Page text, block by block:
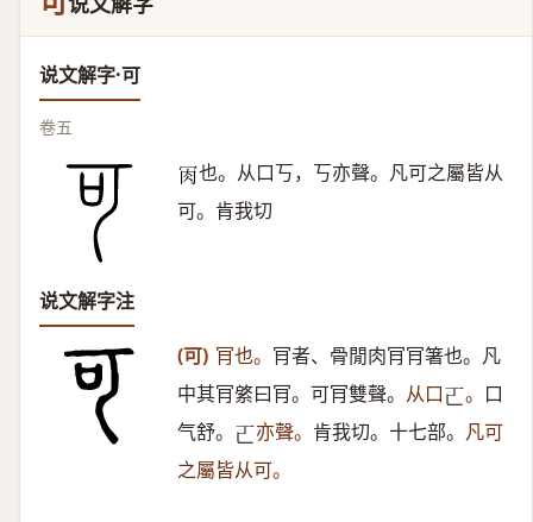
说文解字·可
卷五
𦘫 也。从口丂，丂亦聲。凡可之屬皆从
可。肯我切
说文解字注
(可) 肎也。 肎者、骨閒肉肎肎箸也。凡
中其肎綮曰肎。可肎雙聲。 从口𠀀 。 口
气舒。 𠀀 亦聲。 肯我切。十七部。 凡可
之屬皆从可。